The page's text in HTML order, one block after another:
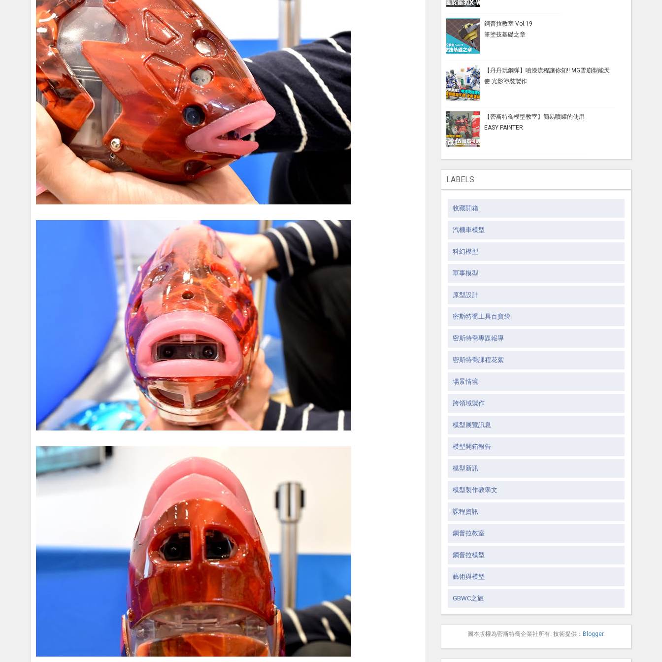
鋼普拉教室 Vol.19
筆塗技基礎之章
【丹丹玩鋼彈】噴漆流程讓你知!! MG雪崩型能天
使 光影塗裝製作
【密斯特喬模型教室】簡易噴罐的使用
EASY PAINTER
LABELS
收藏開箱
汽機車模型
科幻模型
軍事模型
原型設計
密斯特喬工具百寶袋
密斯特喬專題報導
密斯特喬課程花絮
場景情境
跨領域製作
模型展覽訊息
模型開箱報告
模型新訊
模型製作教學文
課程資訊
鋼普拉教室
鋼普拉模型
藝術與模型
GBWC之旅
圖本版權為密斯特喬企業社所有. 技術提供：Blogger.